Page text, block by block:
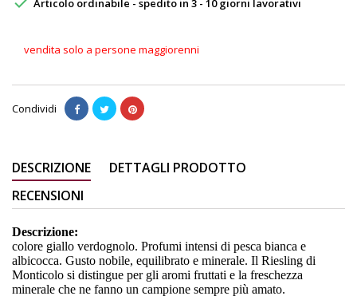
Articolo ordinabile - spedito in 3 - 10 giorni lavorativi
vendita solo a persone maggiorenni
Condividi
DESCRIZIONE
DETTAGLI PRODOTTO
RECENSIONI
Descrizione:
colore giallo verdognolo. Profumi intensi di pesca bianca e
albicocca. Gusto nobile, equilibrato e minerale. Il Riesling di
Monticolo si distingue per gli aromi fruttati e la freschezza
minerale che ne fanno un campione sempre più amato.